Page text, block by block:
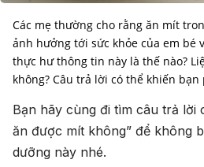
Các mẹ thường cho rằng ăn mít
ảnh hưởng tới sức khỏe của em bé
thực hư thông tin này là thế nào?
không? Câu trả lời có thể khiến
Bạn hãy cùng đi tìm câu trả lời
ăn được mít không” để không
dưỡng này nhé.